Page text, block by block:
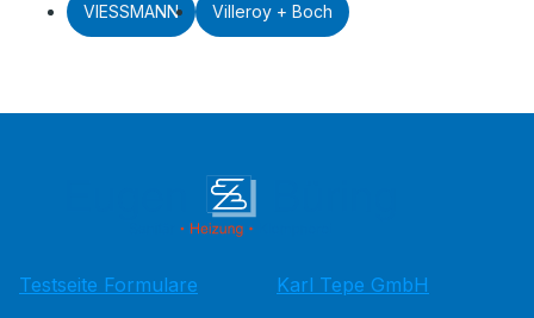
VIESSMANN Villeroy + Boch
Testseite Formulare
Karl Tepe GmbH